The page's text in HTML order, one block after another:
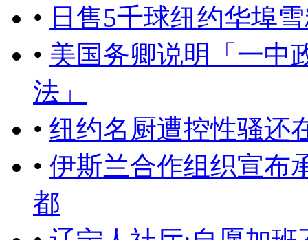
• 日售5千球纽约华埠
• 美国务卿说明「一中
法」
• 纽约名厨遭控性骚
• 伊斯兰合作组织宣布
都